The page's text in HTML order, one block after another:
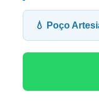
💧 Poço